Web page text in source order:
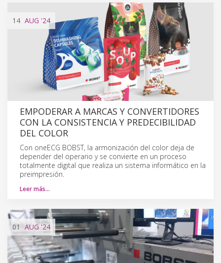
14 AUG '24
EMPODERAR A MARCAS Y CONVERTIDORES
CON LA CONSISTENCIA Y PREDECIBILIDAD
DEL COLOR
Con oneECG BOBST, la armonización del color deja de
depender del operario y se convierte en un proceso
totalmente digital que realiza un sistema informático en la
preimpresión.
Leer más…
01 AUG'24